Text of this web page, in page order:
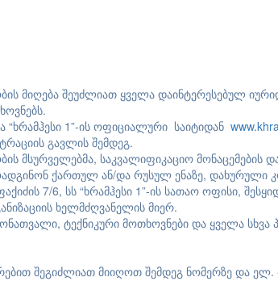
მიღება შეუძლიათ ყველა დაინტერესებულ
1”-ის ოფიციალური საიტიდან
გავლის შემდეგ.
მსურველებმა, საკვალიფიკაციო
ქართულ ან/და რუსულ ენაზე,
7/6, სს “ხრამჰესი 1”-ის სათაო ოფისი,
ხელმძღვანელის მიერ.
ტექნიკური მოთხოვნები და ყველა სხვა
შეგიძლიათ მიიღოთ შემდეგ ნომერზე და ელ.